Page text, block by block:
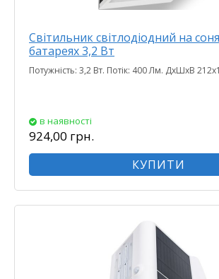
Світильник світлодіодний на
батареях 3,2 Вт
Потужність: 3,2 Вт. Потік: 400 Лм. ДхШхВ
в наявності
924,00 грн.
КУПИТИ